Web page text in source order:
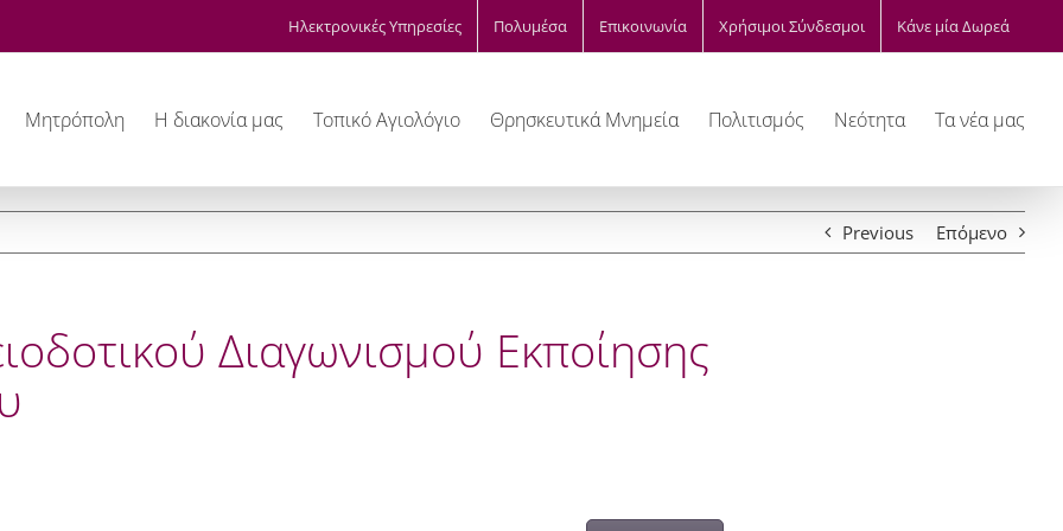
Ηλεκτρονικές Υπηρεσίες Πολυμέσα Επικοινωνία Χρήσιμοι Σύνδεσμοι Κάνε μία Δωρεά
Μητρόπολη Η διακονία μας Τοπικό Αγιολόγιο Θρησκευτικά Μνημεία Πολιτισμός Νεότητα Τα νέα μας
Previous Επόμενο
Διαγωνισμού Εκποίησης